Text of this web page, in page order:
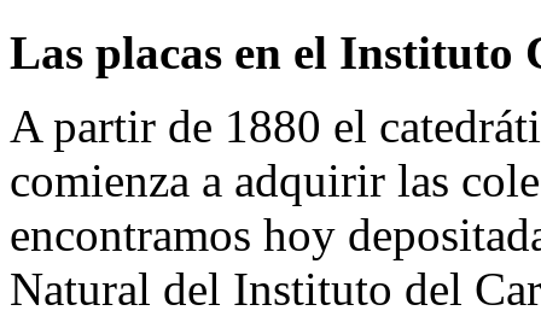
Las placas en el Instituto
A partir de 1880 el
comienza a adquirir las
encontramos hoy
Natural del Instituto del